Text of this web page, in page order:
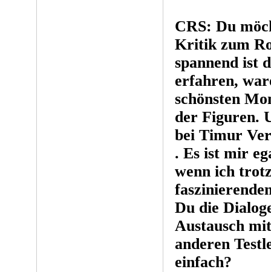
CRS: Du
Kritik zum
spannend ist
erfahren,
schönsten
der Figuren.
bei Timur
. Es ist mir
wenn ich
Du die
Austausch
anderen
einfach?